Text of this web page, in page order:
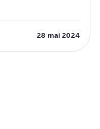
28 mai 2024